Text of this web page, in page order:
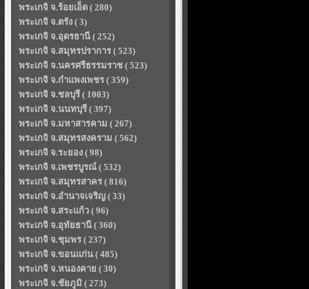
พระเกจิ จ.ร้อยเอ็ด ( 280)
พระเกจิ จ.ตรัง ( 3)
พระเกจิ จ.อุดรธานี ( 252)
พระเกจิ จ.สมุทรปราการ ( 523)
พระเกจิ จ.นครศรีธรรมราช ( 523)
พระเกจิ จ.กำแพงเพชร ( 359)
พระเกจิ จ.ชลบุรี ( 1003)
พระเกจิ จ.นนทบุรี ( 397)
พระเกจิ จ.มหาสารคาม ( 267)
พระเกจิ จ.สมุทรสงคราม ( 562)
พระเกจิ จ.ระยอง ( 98)
พระเกจิ จ.เพชรบูรณ์ ( 532)
พระเกจิ จ.สมุทรสาคร ( 816)
พระเกจิ จ.อำนาจเจริญ ( 33)
พระเกจิ จ.สระแก้ว ( 96)
พระเกจิ จ.อุทัยธานี ( 360)
พระเกจิ จ.ชุมพร ( 237)
พระเกจิ จ.ขอนแก่น ( 485)
พระเกจิ จ.หนองคาย ( 30)
พระเกจิ จ.ชัยภูมิ ( 273)